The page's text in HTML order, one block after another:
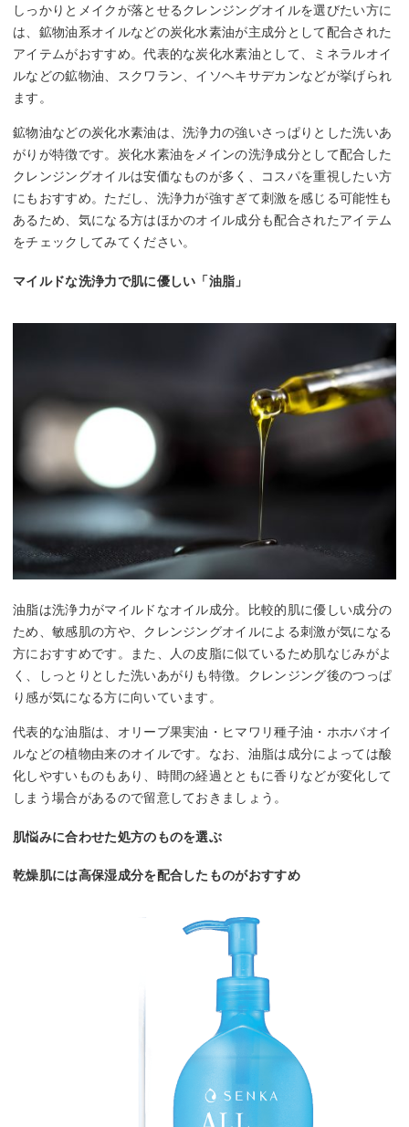
しっかりとメイクが落とせるクレンジングオイルを選びたい方に
は、鉱物油系オイルなどの炭化水素油が主成分として配合された
アイテムがおすすめ。代表的な炭化水素油として、ミネラルオイ
ルなどの鉱物油、スクワラン、イソヘキサデカンなどが挙げられ
ます。
鉱物油などの炭化水素油は、洗浄力の強いさっぱりとした洗いあ
がりが特徴です。炭化水素油をメインの洗浄成分として配合した
クレンジングオイルは安価なものが多く、コスパを重視したい方
にもおすすめ。ただし、洗浄力が強すぎて刺激を感じる可能性も
あるため、気になる方はほかのオイル成分も配合されたアイテム
をチェックしてみてください。
マイルドな洗浄力で肌に優しい「油脂」
油脂は洗浄力がマイルドなオイル成分。比較的肌に優しい成分の
ため、敏感肌の方や、クレンジングオイルによる刺激が気になる
方におすすめです。また、人の皮脂に似ているため肌なじみがよ
く、しっとりとした洗いあがりも特徴。クレンジング後のつっぱ
り感が気になる方に向いています。
代表的な油脂は、オリーブ果実油・ヒマワリ種子油・ホホバオイ
ルなどの植物由来のオイルです。なお、油脂は成分によっては酸
化しやすいものもあり、時間の経過とともに香りなどが変化して
しまう場合があるので留意しておきましょう。
肌悩みに合わせた処方のものを選ぶ
乾燥肌には高保湿成分を配合したものがおすすめ